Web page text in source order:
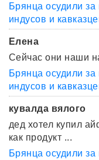
Брянца осудили
индусов и
Елена
Сейчас они наши
Брянца осудили
индусов и
кувалда вялого
дед хотел купил
как продукт ...
Брянца осудили